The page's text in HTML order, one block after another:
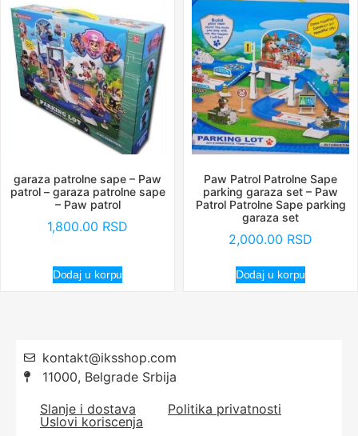
garaza patrolne sape – Paw
patrol – garaza patrolne sape
– Paw patrol
1,800.00 RSD
Dodaj u korpu
Paw Patrol Patrolne Sape
parking garaza set – Paw
Patrol Patrolne Sape parking
garaza set
2,000.00 RSD
Dodaj u korpu
kontakt@iksshop.com
11000, Belgrade Srbija
Slanje i dostava
Politika privatnosti
Uslovi koriscenja